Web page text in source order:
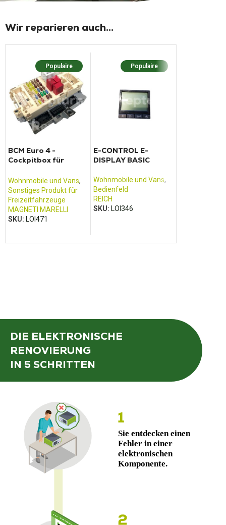
Wir reparieren auch...
Populaire
BCM Euro 4 -
Cockpitbox für
Ducato und Renault
Boxer
Wohnmobile und Vans,
Sonstiges Produkt für
Freizeitfahrzeuge
MAGNETI MARELLI
SKU: LOI471
Populaire
E-CONTROL E-
DISPLAY BASIC
Wohnmobile und Vans,
Bedienfeld
REICH
SKU: LOI346
DIE ELEKTRONISCHE
RENOVIERUNG
IN 5 SCHRITTEN